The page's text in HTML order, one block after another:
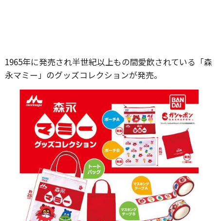
1965年に発売され半世紀以上もの間愛飲されている「森
永マミー」のグッズコレクションが発売。